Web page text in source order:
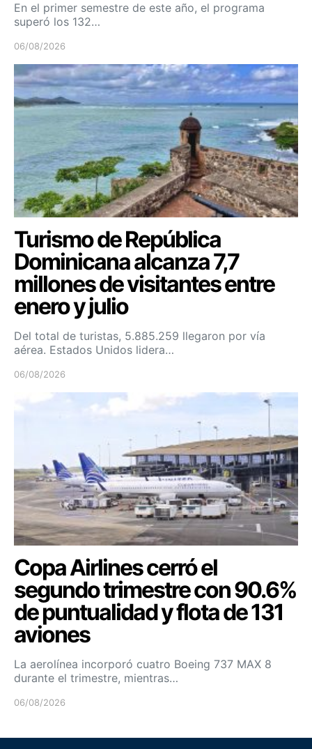
En el primer semestre de este año, el programa
superó los 132…
06/08/2026
Turismo de República
Dominicana alcanza 7,7
millones de visitantes entre
enero y julio
Del total de turistas, 5.885.259 llegaron por vía
aérea. Estados Unidos lidera…
06/08/2026
Copa Airlines cerró el
segundo trimestre con 90.6%
de puntualidad y flota de 131
aviones
La aerolínea incorporó cuatro Boeing 737 MAX 8
durante el trimestre, mientras…
06/08/2026